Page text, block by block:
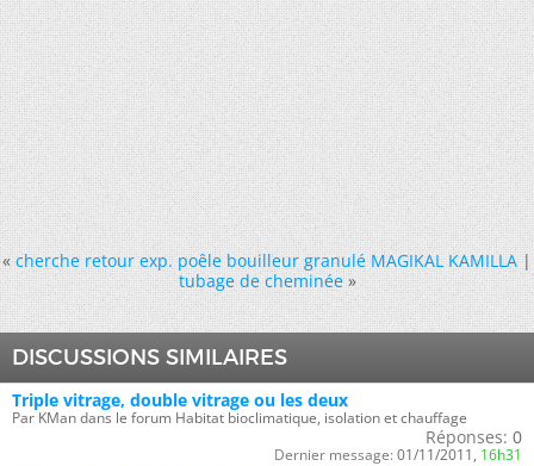
« cherche retour exp. poêle bouilleur granulé MAGIKAL KAMILLA|
tubage de cheminée »
DISCUSSIONS SIMILAIRES
Triple vitrage, double vitrage ou les deux
Par KMan dans le forum Habitat bioclimatique, isolation et chauffage
Réponses: 0
Dernier message: 01/11/2011, 16h31